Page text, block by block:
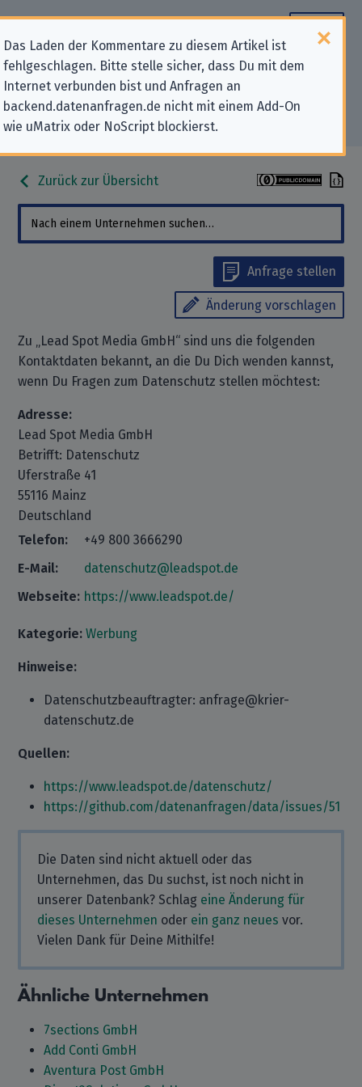
Das Laden der Kommentare zu diesem Artikel ist
fehlgeschlagen. Bitte stelle sicher, dass Du mit dem
Internet verbunden bist und Anfragen an
backend.datenanfragen.de nicht mit einem Add-On
wie uMatrix oder NoScript blockierst.
Datenschutz-Kontaktdaten für
„Lead Spot Media GmbH“
Zurück zur Übersicht
Anfrage stellen
Änderung vorschlagen
Zu „Lead Spot Media GmbH“ sind uns die folgenden
Kontaktdaten bekannt, an die Du Dich wenden kannst,
wenn Du Fragen zum Datenschutz stellen möchtest:
Adresse:
Lead Spot Media GmbH
Betrifft: Datenschutz
Uferstraße 41
55116 Mainz
Deutschland
Telefon:
+49 800 3666290
E-Mail:
datenschutz@leadspot.de
Webseite: https://www.leadspot.de/
Kategorie: Werbung
Hinweise:
Datenschutzbeauftragter: anfrage@krier-
datenschutz.de
Quellen:
https://www.leadspot.de/datenschutz/
https://github.com/datenanfragen/data/issues/51
Die Daten sind nicht aktuell oder das
Unternehmen, das Du suchst, ist noch nicht in
unserer Datenbank? Schlag eine Änderung für
dieses Unternehmen oder ein ganz neues vor.
Vielen Dank für Deine Mithilfe!
Ähnliche Unternehmen
7sections GmbH
Add Conti GmbH
Aventura Post GmbH